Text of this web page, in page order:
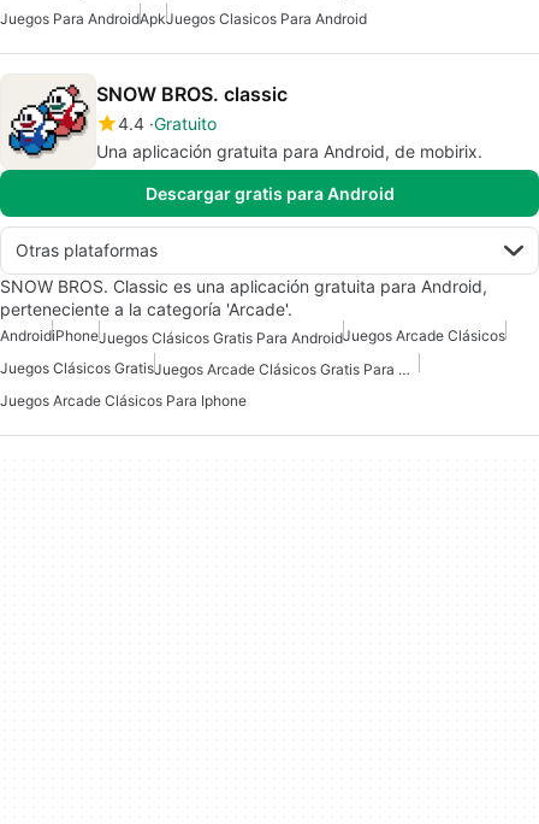
Juegos Para AndroidApkJuegos Clasicos Para Android
SNOW BROS. classic
4.4 Gratuito
Una aplicación gratuita para Android, de mobirix.
Descargar gratis para Android
Otras plataformas
SNOW BROS. Classic es una aplicación gratuita para Android,
perteneciente a la categoría 'Arcade'.
AndroidiPhoneJuegos Clásicos Gratis Para AndroidJuegos Arcade Clásicos
Juegos Clásicos Gratis
Juegos Arcade Clásicos Gratis Para Android
Juegos Arcade Clásicos Para Iphone